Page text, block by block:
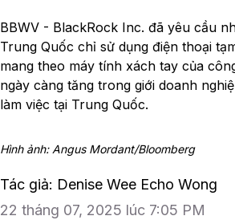
BBWV - BlackRock Inc. đã yêu cầu
Trung Quốc chỉ sử dụng điện thoại
mang theo máy tính xách tay của
ngày càng tăng trong giới doanh
làm việc tại Trung Quốc.
Hình ảnh: Angus Mordant/Bloomberg
Tác giả: Denise Wee Echo Wong
22 tháng 07, 2025 lúc 7:05 PM